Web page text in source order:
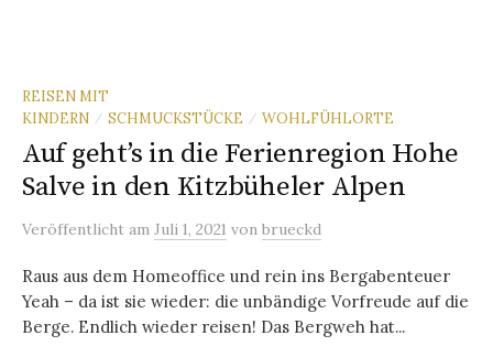
REISEN MIT
KINDERN / SCHMUCKSTÜCKE / WOHLFÜHLORTE
Auf geht’s in die Ferienregion Hohe
Salve in den Kitzbüheler Alpen
Veröffentlicht am Juli 1, 2021 von brueckd
Raus aus dem Homeoffice und rein ins Bergabenteuer
Yeah – da ist sie wieder: die unbändige Vorfreude auf die
Berge. Endlich wieder reisen! Das Bergweh hat...